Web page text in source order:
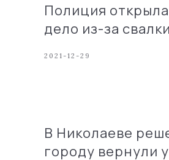
Полиция
дело из-за
2021-12-29
В Николаеве
городу вернули